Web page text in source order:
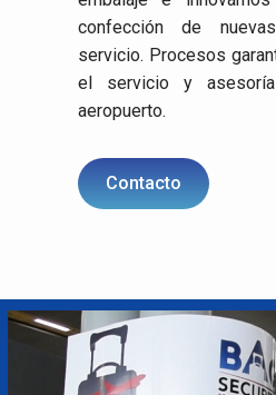
confección de
servicio. Procesos
el servicio y
aeropuerto.
Contacto